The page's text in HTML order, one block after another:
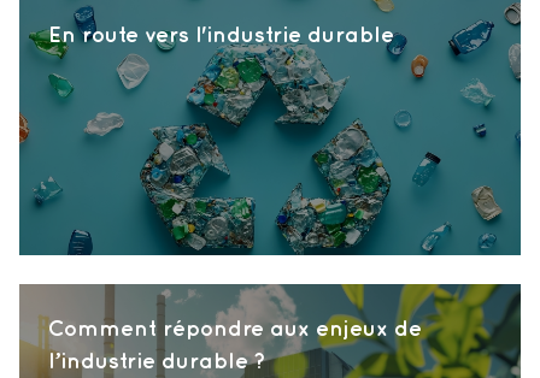
En route vers l'industrie durable
Comment répondre aux enjeux de
l’industrie durable ?